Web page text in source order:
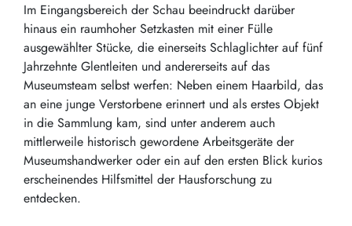
Im Eingangsbereich der Schau beeindruckt darüber
hinaus ein raumhoher Setzkasten mit einer Fülle
ausgewählter Stücke, die einerseits Schlaglichter auf fünf
Jahrzehnte Glentleiten und andererseits auf das
Museumsteam selbst werfen: Neben einem Haarbild, das
an eine junge Verstorbene erinnert und als erstes Objekt
in die Sammlung kam, sind unter anderem auch
mittlerweile historisch gewordene Arbeitsgeräte der
Museumshandwerker oder ein auf den ersten Blick kurios
erscheinendes Hilfsmittel der Hausforschung zu
entdecken.